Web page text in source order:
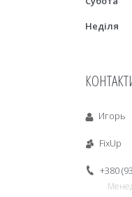
Неділя
Игорь
FixUp
+380